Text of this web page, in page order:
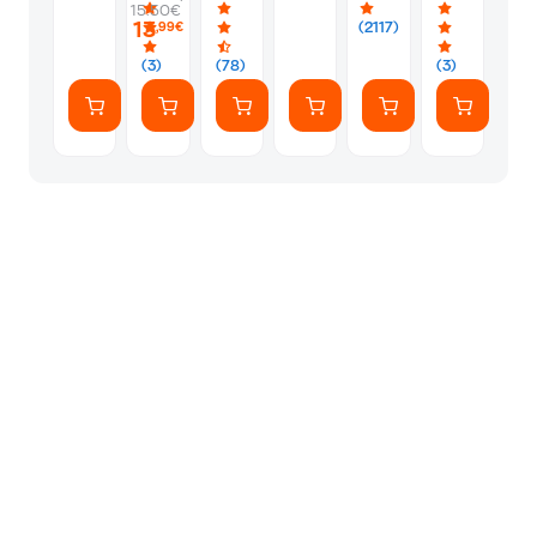
(3)
15.50€
13,99€
Silver
(78)
(2117)
Φακελάκι
(7
(3)